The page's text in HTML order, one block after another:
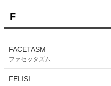
F
FACETASM
ファセッタズム
FELISI